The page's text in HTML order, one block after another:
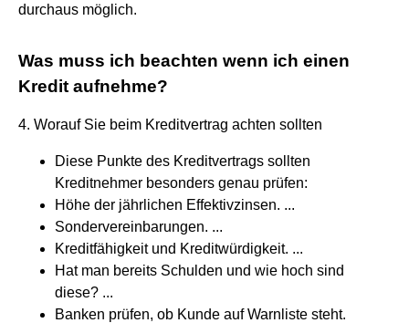
durchaus möglich.
Was muss ich beachten wenn ich einen
Kredit aufnehme?
4. Worauf Sie beim Kreditvertrag achten sollten
Diese Punkte des Kreditvertrags sollten
Kreditnehmer besonders genau prüfen:
Höhe der jährlichen Effektivzinsen. ...
Sondervereinbarungen. ...
Kreditfähigkeit und Kreditwürdigkeit. ...
Hat man bereits Schulden und wie hoch sind
diese? ...
Banken prüfen, ob Kunde auf Warnliste steht.